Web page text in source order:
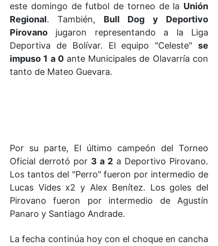
este domingo de futbol de torneo de la Unión
Regional. También, Bull Dog y Deportivo
Pirovano jugaron representando a la Liga
Deportiva de Bolívar. El equipo "Celeste" se
impuso 1 a 0 ante Municipales de Olavarría con
tanto de Mateo Guevara.
Por su parte, El último campeón del Torneo
Oficial derrotó por 3 a 2 a Deportivo Pirovano.
Los tantos del "Perro" fueron por intermedio de
Lucas Vides x2 y Alex Benítez. Los goles del
Pirovano fueron por intermedio de Agustín
Panaro y Santiago Andrade.
La fecha continúa hoy con el choque en cancha